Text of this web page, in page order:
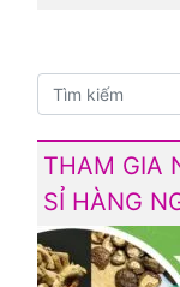
THAM GIA
SỈ HÀNG